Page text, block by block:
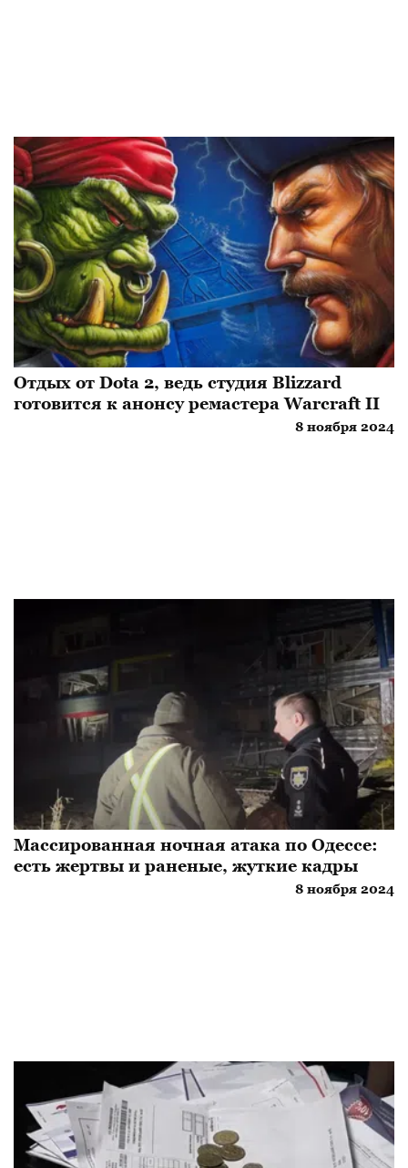
Отдых от Dota 2, ведь студия Blizzard
готовится к анонсу ремастера Warcraft II
8 ноября 2024
Массированная ночная атака по Одессе:
есть жертвы и раненые, жуткие кадры
8 ноября 2024